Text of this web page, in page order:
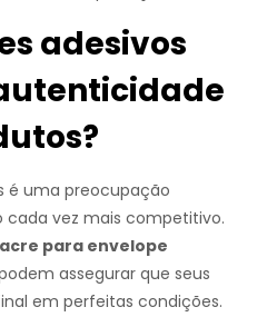
adesivos
é uma preocupação
vez mais competitivo.
para envelope
assegurar que seus
em perfeitas condições.